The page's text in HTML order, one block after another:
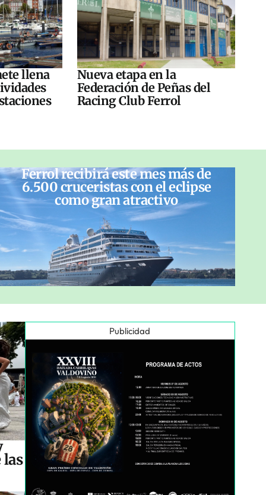
llena
Nueva etapa en la
Federación de Peñas del
Racing Club Ferrol
Ferrol recibirá este mes más de
6.500 cruceristas con el eclipse
como gran atractivo
las
Publicidad